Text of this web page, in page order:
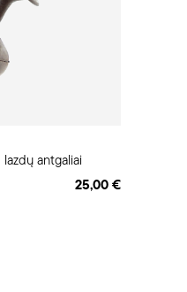
lazdų antgaliai
25,00 €